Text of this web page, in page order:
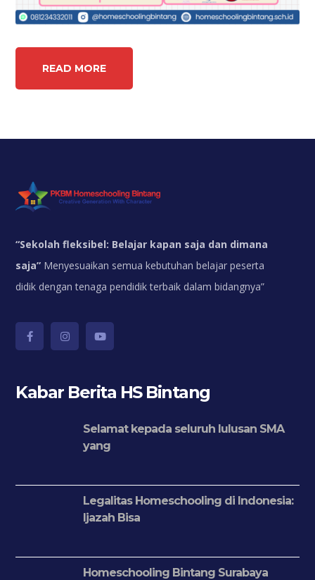
READ MORE
“Sekolah fleksibel: Belajar kapan saja dan dimana
saja” Menyesuaikan semua kebutuhan belajar peserta
didik dengan tenaga pendidik terbaik dalam bidangnya”
Kabar Berita HS Bintang
Selamat kepada seluruh lulusan SMA
yang
Legalitas Homeschooling di Indonesia:
Ijazah Bisa
Homeschooling Bintang Surabaya